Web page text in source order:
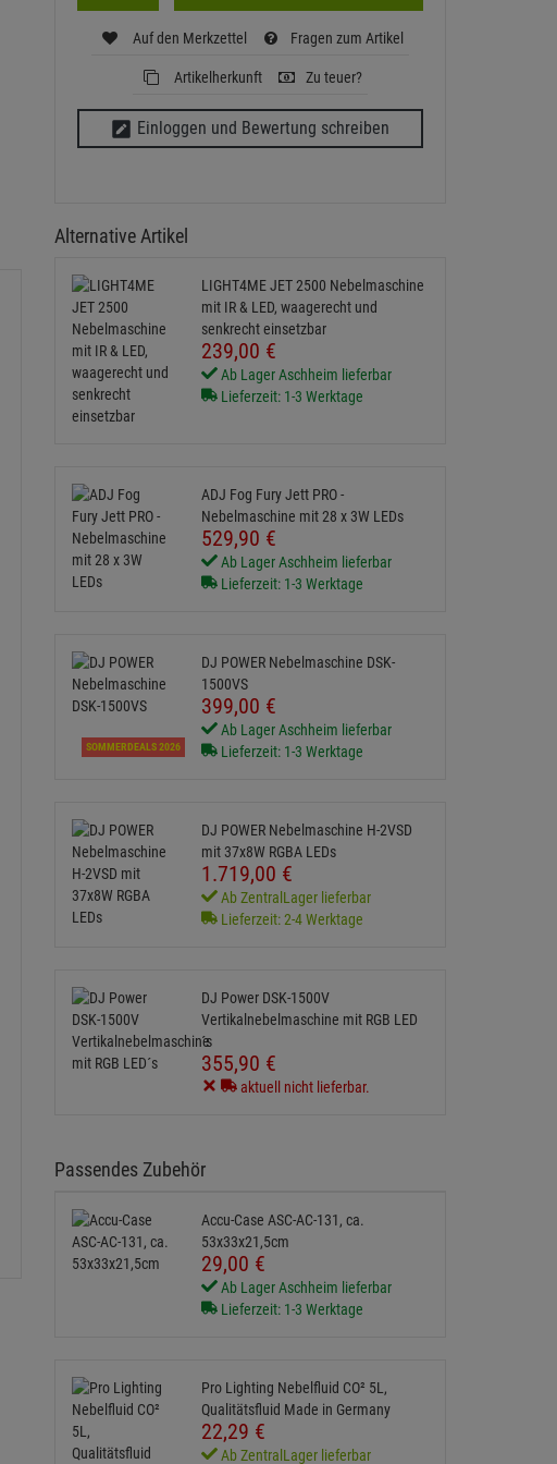
Auf den Merkzettel Fragen zum Artikel
Artikelherkunft Zu teuer?
Einloggen und Bewertung schreiben
Alternative Artikel
LIGHT4ME JET 2500 Nebelmaschine
mit IR & LED, waagerecht und
senkrecht einsetzbar
239,00 €
Ab Lager Aschheim lieferbar
Lieferzeit: 1-3 Werktage
ADJ Fog Fury Jett PRO -
Nebelmaschine mit 28 x 3W LEDs
529,90 €
Ab Lager Aschheim lieferbar
Lieferzeit: 1-3 Werktage
SOMMERDEALS 2026
DJ POWER Nebelmaschine DSK-
1500VS
399,00 €
Ab Lager Aschheim lieferbar
Lieferzeit: 1-3 Werktage
DJ POWER Nebelmaschine H-2VSD
mit 37x8W RGBA LEDs
1.719,00 €
Ab ZentralLager lieferbar
Lieferzeit: 2-4 Werktage
DJ Power DSK-1500V
Vertikalnebelmaschine mit RGB LED
´s
355,90 €
aktuell nicht lieferbar.
Passendes Zubehör
Accu-Case ASC-AC-131, ca.
53x33x21,5cm
29,00 €
Ab Lager Aschheim lieferbar
Lieferzeit: 1-3 Werktage
Pro Lighting Nebelfluid CO² 5L,
Qualitätsfluid Made in Germany
22,29 €
Ab ZentralLager lieferbar